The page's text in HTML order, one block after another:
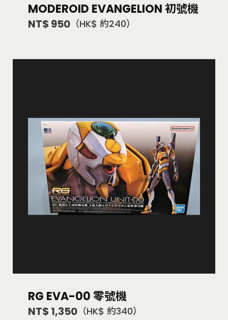
MODEROID EVANGELION 初號機
NT$ 950 （HK$ 約240）
RG EVA-00 零號機
NT$ 1,350 （HK$ 約340）